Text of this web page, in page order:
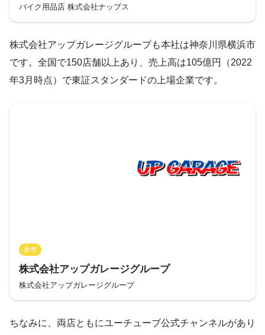
バイク用品店 株式会社ナップス
株式会社アップガレージグループも本社は神奈川県横浜市
です。全国で150店舗以上あり、売上高は105億円（2022
年3月時点）で東証スタンダードの上場企業です。
参考
株式会社アップガレージグループ
株式会社アップガレージグループ
ちなみに、両店ともにユーチューブ公式チャンネルがあり